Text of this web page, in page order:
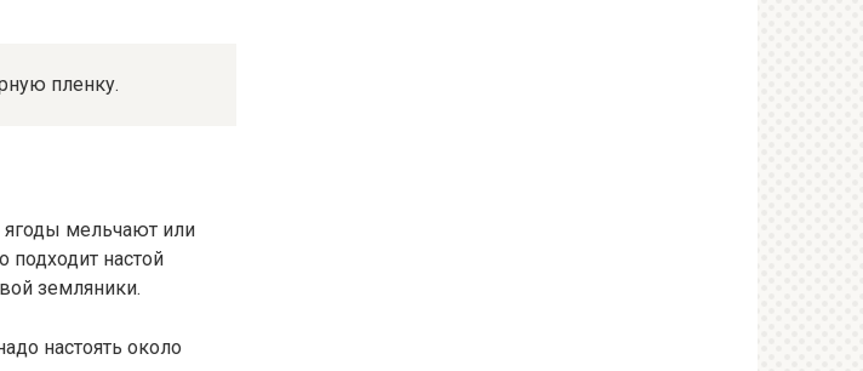
пленку.
ягоды мельчают или
настой
земляники.
настоять около